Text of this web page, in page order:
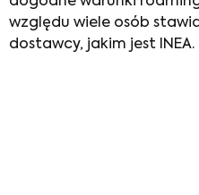
względu wiele osób
dostawcy, jakim jest INEA.